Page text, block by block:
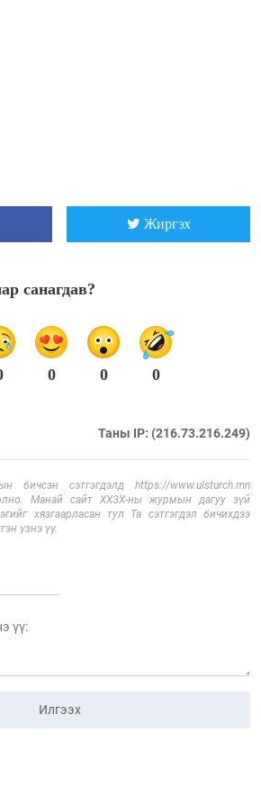
Жиргэх
санагдав?
0 0 0
Таны IP: (216.73.216.249)
бичсэн сэтгэгдэлд https://www.ulsturch.mn
Манай сайт ХХЗХ-ны журмын дагуу зүй
хязгаарласан тул Та сэтгэгдэл бичихдээ
үзнэ үү.
Илгээх